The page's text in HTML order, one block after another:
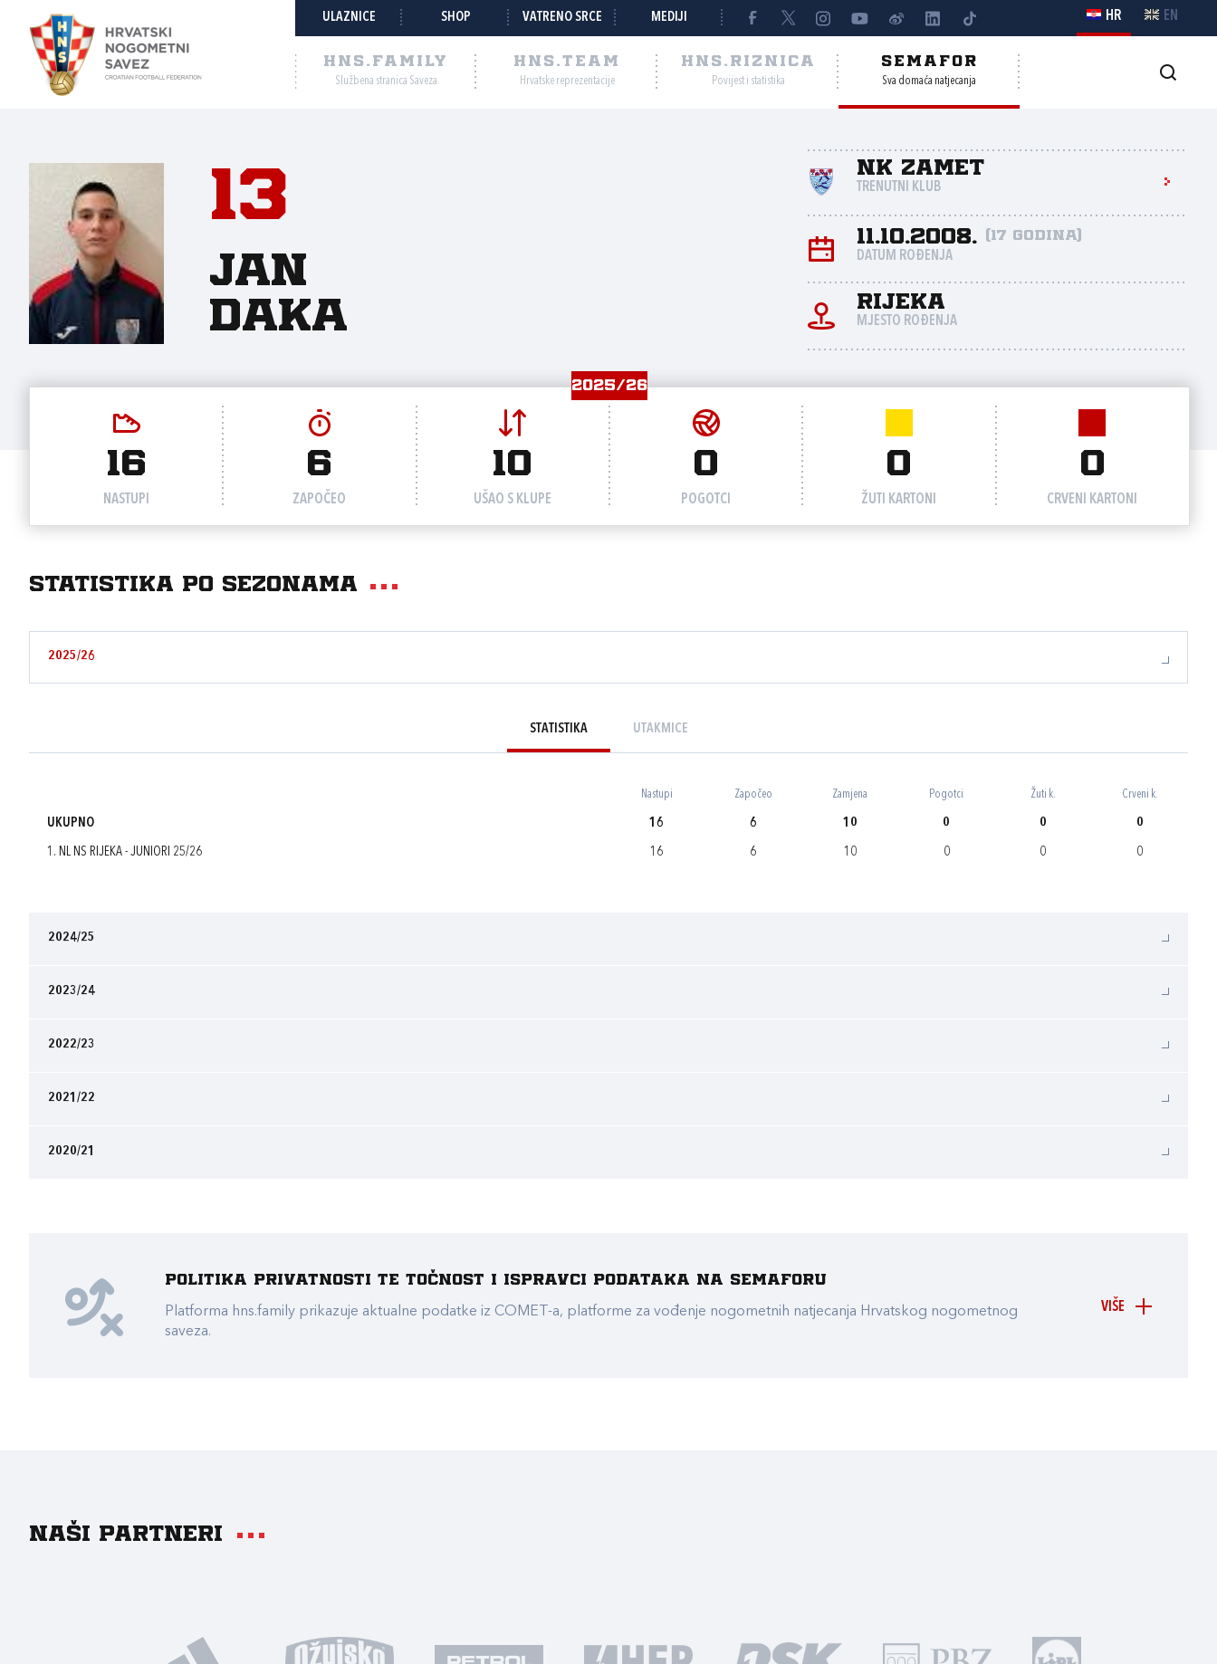
ULAZNICE SHOP VATRENO SRCE MEDIJI HR EN
HNS.FAMILY
Službena stranica Saveza
HNS.TEAM
Hrvatske reprezentacije
HNS.RIZNICA
Povijest i statistika
SEMAFOR
Sva domaća natjecanja
13
Jan
Daka
NK Zamet
TRENUTNI KLUB
11.10.2008. (17 godina)
DATUM ROĐENJA
Rijeka
MJESTO ROĐENJA
2025/26
16
NASTUPI
6
ZAPOČEO
10
UŠAO S KLUPE
0
POGOTCI
0
ŽUTI KARTONI
0
CRVENI KARTONI
Statistika po sezonama
2025/26
STATISTIKA UTAKMICE
Nastupi Započeo Zamjena Pogotci Žuti k. Crveni k.
UKUPNO 16 6 10 0 0 0
1. NL NS RIJEKA - JUNIORI 25/26 16 6 10 0 0 0
2024/25
2023/24
2022/23
2021/22
2020/21
VIŠE
Politika privatnosti te točnost i ispravci podataka na Semaforu
Platforma hns.family prikazuje aktualne podatke iz COMET-a, platforme za vođenje nogometnih natjecanja Hrvatskog nogometnog
saveza.
Naši partneri